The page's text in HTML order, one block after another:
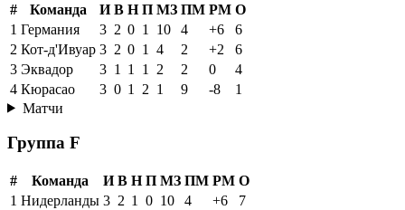
# Команда И В Н П МЗ ПМ РМ О
1 Германия 3 2 0 1 10 4 +6
6
2 Кот-д'Ивуар 3 2 0 1 4 2 +2
6
3 Эквадор 3 1 1 1 2 2 0
4
4 Кюрасао 3 0 1 2 1 9 -8
1
Матчи
Группа F
# Команда И В Н П МЗ ПМ РМ О
1 Нидерланды 3 2 1 0 10 4 +6
7